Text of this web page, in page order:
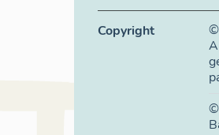
Copyright
©